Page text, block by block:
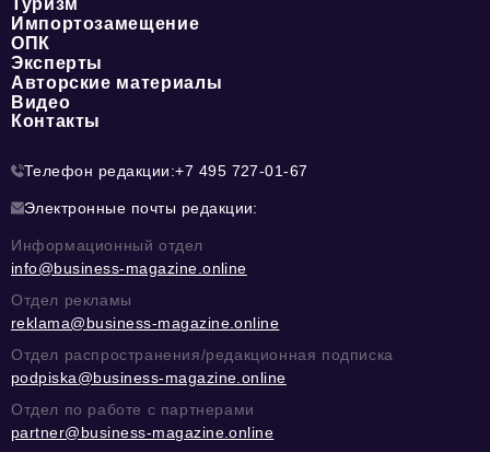
Импортозамещение
ОПК
Эксперты
Авторские материалы
Видео
Контакты
Телефон редакции:+7 495 727-01-67
Электронные почты редакции:
Информационный отдел
info@business-magazine.online
Отдел рекламы
reklama@business-magazine.online
Отдел распространения/редакционная подписка
podpiska@business-magazine.online
Отдел по работе с партнерами
partner@business-magazine.online